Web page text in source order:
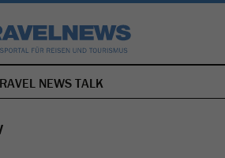
NAVIGATION
ÜBERSPRINGEN
NEWS TALK